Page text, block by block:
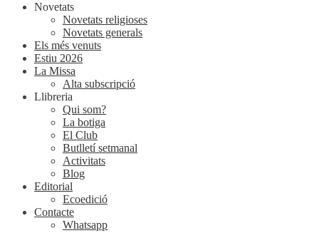
Novetats
Novetats religioses
Novetats generals
Els més venuts
Estiu 2026
La Missa
Alta subscripció
Llibreria
Qui som?
La botiga
El Club
Butlletí setmanal
Activitats
Blog
Editorial
Ecoedició
Contacte
Whatsapp